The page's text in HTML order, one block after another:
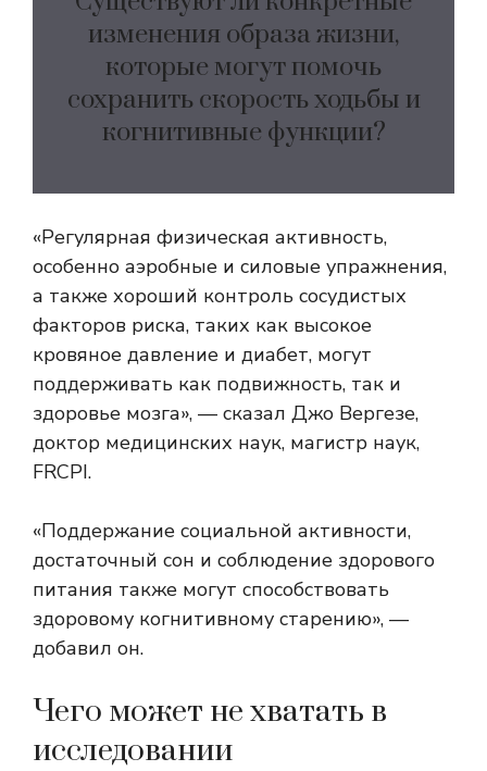
изменения образа жизни,
которые могут помочь
сохранить скорость ходьбы и
когнитивные функции?
«Регулярная физическая активность,
особенно аэробные и силовые упражнения,
а также хороший контроль сосудистых
факторов риска, таких как высокое
кровяное давление и диабет, могут
поддерживать как подвижность, так и
здоровье мозга», — сказал Джо Вергезе,
доктор медицинских наук, магистр наук,
FRCPI.
«Поддержание социальной активности,
достаточный сон и соблюдение здорового
питания также могут способствовать
здоровому когнитивному старению», —
добавил он.
Чего может не хватать в
исследовании